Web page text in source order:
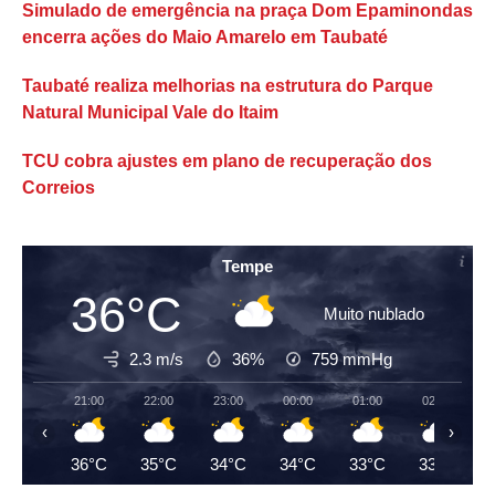
Simulado de emergência na praça Dom Epaminondas
encerra ações do Maio Amarelo em Taubaté
Taubaté realiza melhorias na estrutura do Parque
Natural Municipal Vale do Itaim
TCU cobra ajustes em plano de recuperação dos
Correios
Tempe
36°C Muito nublado
2.3 m/s 36% 759mmHg
21:00
36°C
22:00
35°C
23:00
34°C
00:00
34°C
01:00
33°C
02:00
33°C
‹ ›